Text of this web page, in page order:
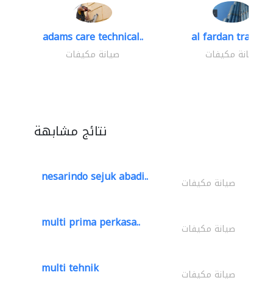
adams care technical..
صيانة مكيفات
al fardan trading..
صيانة مكيفات
نتائج مشابهة
nesarindo sejuk abadi.. صيانة مكيفات
multi prima perkasa.. صيانة مكيفات
multi tehnik صيانة مكيفات